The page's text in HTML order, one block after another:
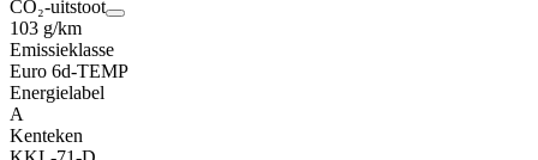
CO₂-uitstoot
103 g/km
Emissieklasse
Euro 6d-TEMP
Energielabel
A
Kenteken